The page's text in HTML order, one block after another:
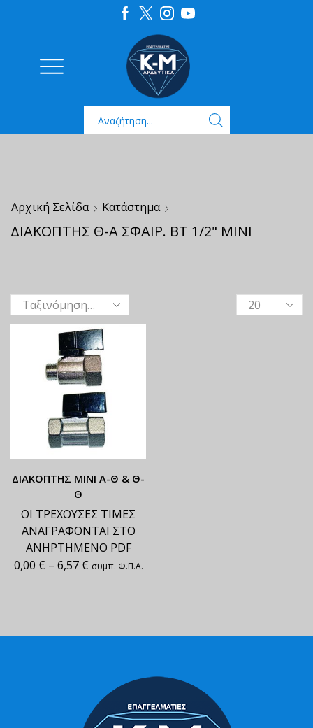
Αρχική Σελίδα Κατάστημα
ΔΙΑΚΟΠΤΗΣ Θ-Α ΣΦΑΙΡ. ΒΤ 1/2" ΜΙΝΙ
ΔΙΑΚΟΠΤΗΣ ΜΙΝΙ Α-Θ & Θ-
Θ
ΟΙ ΤΡΕΧΟΥΣΕΣ ΤΙΜΕΣ
ΑΝΑΓΡΑΦΟΝΤΑΙ ΣΤΟ
ΑΝΗΡΤΗΜΕΝΟ PDF
0,00 € – 6,57 € συμπ. Φ.Π.Α.